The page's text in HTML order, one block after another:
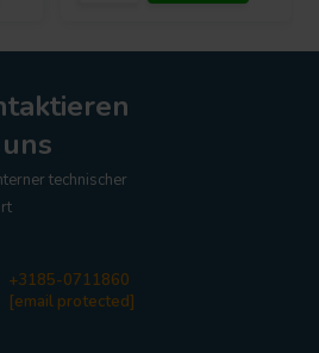
technischer
+3185-0711860
[email protected]